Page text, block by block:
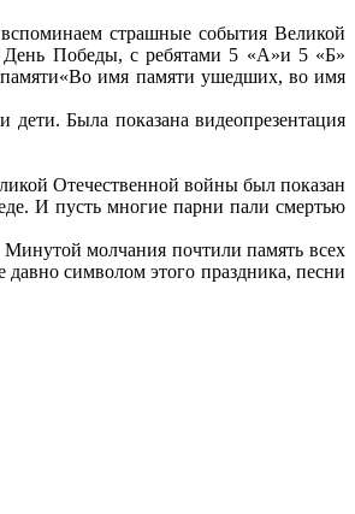
страшные события Великой
Победы, с ребятами 5 «А»и 5 «Б»
имя памяти ушедших, во имя
Была показана видеопрезентация
Отечественной войны был показан
И пусть многие парни пали смертью
молчания почтили память всех
символом этого праздника, песни